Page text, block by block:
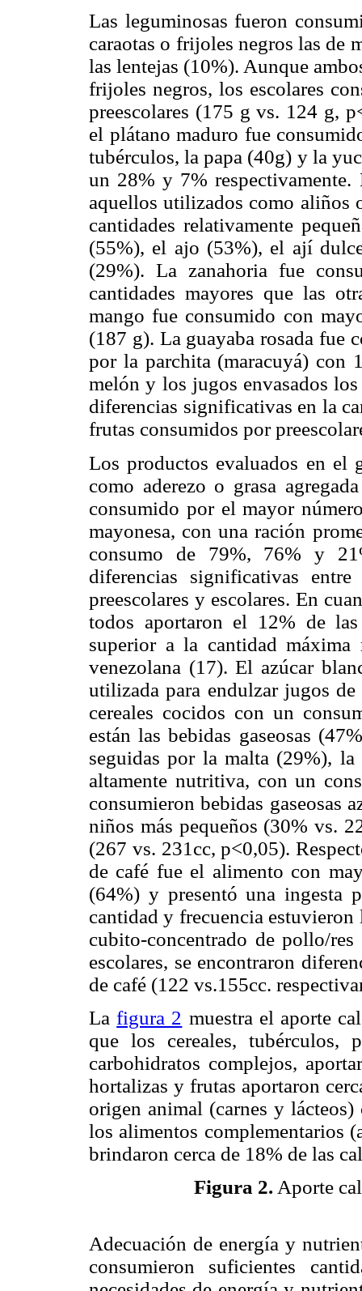
Las leguminosas fueron
caraotas o frijoles negros las de
las lentejas (10%). Aunque
frijoles negros, los escolares
preescolares (175 g vs. 124 g,
el plátano maduro fue
tubérculos, la papa (40g) y la
un 28% y 7%
aquellos utilizados como aliños
cantidades relativamente
(55%), el ajo (53%), el ají
(29%). La zanahoria fue
cantidades mayores que las
mango fue consumido con
(187 g). La guayaba rosada fue
por la parchita (maracuyá) con
melón y los jugos envasados
diferencias significativas en la
frutas consumidos por
Los productos evaluados en el
como aderezo o grasa
consumido por el mayor
mayonesa, con una ración
consumo de 79%, 76% y
diferencias significativas
preescolares y escolares. En
todos aportaron el 12% de
superior a la cantidad máxima
venezolana (17). El azúcar
utilizada para endulzar jugos
cereales cocidos con un
están las bebidas gaseosas
seguidas por la malta (29%),
altamente nutritiva, con un
consumieron bebidas gaseosas
niños más pequeños (30% vs.
(267 vs. 231cc, p<0,05).
de café fue el alimento con
(64%) y presentó una ingesta
cantidad y frecuencia
cubito-concentrado de pollo/
escolares, se encontraron
de café (122 vs.155cc.
Lafigura 2 muestra el aporte
que los cereales, tubérculos,
carbohidratos complejos,
hortalizas y frutas aportaron
origen animal (carnes y
los alimentos complementarios
brindaron cerca de 18% de las
Figura 2. Aporte
Adecuación de energía y
consumieron suficientes